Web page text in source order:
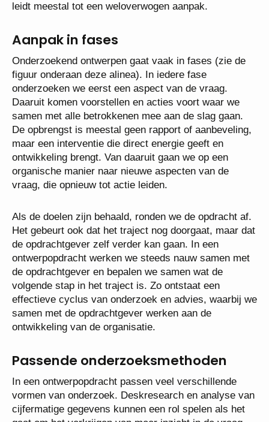
leidt meestal tot een weloverwogen aanpak.
Aanpak in fases
Onderzoekend ontwerpen gaat vaak in fases (zie de
figuur onderaan deze alinea). In iedere fase
onderzoeken we eerst een aspect van de vraag.
Daaruit komen voorstellen en acties voort waar we
samen met alle betrokkenen mee aan de slag gaan.
De opbrengst is meestal geen rapport of aanbeveling,
maar een interventie die direct energie geeft en
ontwikkeling brengt. Van daaruit gaan we op een
organische manier naar nieuwe aspecten van de
vraag, die opnieuw tot actie leiden.
Als de doelen zijn behaald, ronden we de opdracht af.
Het gebeurt ook dat het traject nog doorgaat, maar dat
de opdrachtgever zelf verder kan gaan. In een
ontwerpopdracht werken we steeds nauw samen met
de opdrachtgever en bepalen we samen wat de
volgende stap in het traject is. Zo ontstaat een
effectieve cyclus van onderzoek en advies, waarbij we
samen met de opdrachtgever werken aan de
ontwikkeling van de organisatie.
Passende onderzoeksmethoden
In een ontwerpopdracht passen veel verschillende
vormen van onderzoek. Deskresearch en analyse van
cijfermatige gegevens kunnen een rol spelen als het